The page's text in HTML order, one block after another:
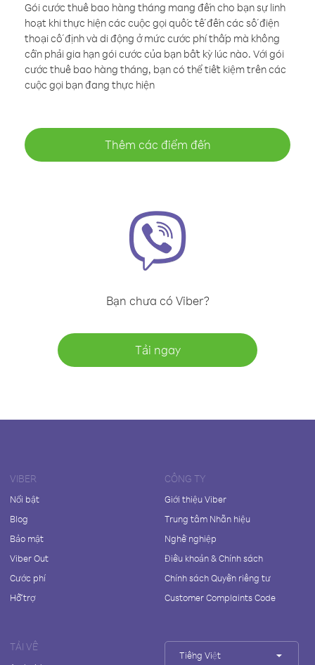
Gói cước thuê bao hàng tháng mang đến cho bạn sự linh
hoạt khi thực hiện các cuộc gọi quốc tế đến các số điện
thoại cố định và di động ở mức cước phí thấp mà không
cần phải gia hạn gói cước của bạn bất kỳ lúc nào. Với gói
cước thuê bao hàng tháng, bạn có thể tiết kiệm trên các
cuộc gọi bạn đang thực hiện
Thêm các điểm đến
Bạn chưa có Viber?
Tải ngay
VIBER
Nổi bật
Blog
Bảo mật
Viber Out
Cước phí
Hỗ trợ
CÔNG TY
Giới thiệu Viber
Trung tâm Nhãn hiệu
Nghề nghiệp
Điều khoản & Chính sách
Chính sách Quyền riêng tư
Customer Complaints Code
TẢI VỀ
Tiếng Việt